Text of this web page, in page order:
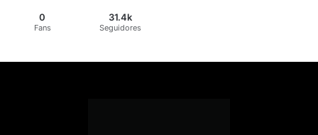
0
Fans
31.4k
Seguidores